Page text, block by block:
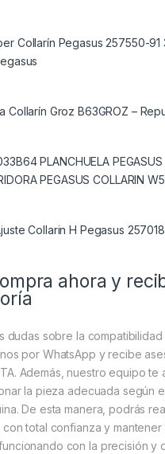
Collarín Pegasus 257550-91
Collarín Groz B63GROZ –
PLANCHUELA
PEGASUS COLLARIN
Collarin H Pegasus
ahora y
dudas sobre la compatibilidad
por WhatsApp y recibe
Además, nuestro equipo te
la pieza adecuada según
De esta manera, podrás
con total confianza y mantener
con la precisión y